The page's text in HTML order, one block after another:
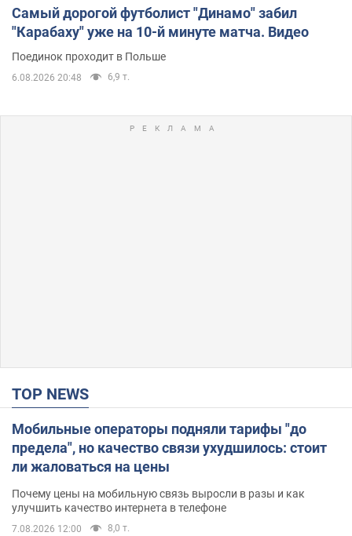
Самый дорогой футболист "Динамо" забил
"Карабаху" уже на 10-й минуте матча. Видео
Поединок проходит в Польше
6.08.2026 20:48 6,9 т.
TOP NEWS
Мобильные операторы подняли тарифы "до
предела", но качество связи ухудшилось: стоит
ли жаловаться на цены
Почему цены на мобильную связь выросли в разы и как
улучшить качество интернета в телефоне
7.08.2026 12:00 8,0 т.